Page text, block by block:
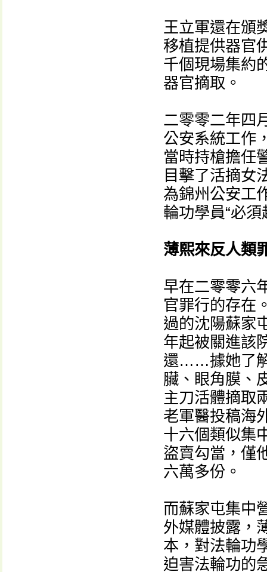
王立軍還在頒
移植提供器官
千個現場集約
器官摘取。
二零零二年四
公安系統工作
當時持槍擔任
目擊了活摘女
為錦州公安工
輪功學員“必須
薄熙來反人類
早在二零零六
官罪行的存在
過的沈陽蘇家
年起被關進該
還……據她了
臟、眼角膜、
主刀活體摘取
老軍醫投稿海
十六個類似集
盜賣勾當，僅
六萬多份。
而蘇家屯集中
外媒體披露，
本，對法輪功
迫害法輪功的